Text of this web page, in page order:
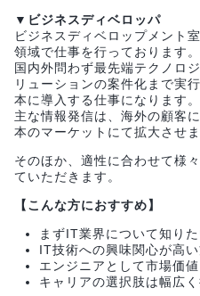
▼ビジネスディベロッパ
ビジネスディベロップメント
領域で仕事を行っております。
国内外問わず最先端テクノロ
リューションの案件化まで実
本に導入する仕事になります。
主な情報発信は、海外の顧客
本のマーケットにて拡大させま
そのほか、適性に合わせて様
ていただきます。
【こんな方におすすめ】
まずIT業界について知り
IT技術への興味関心が高
エンジニアとして市場価
キャリアの選択肢は幅広